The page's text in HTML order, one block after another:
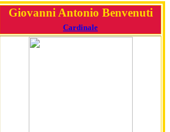
Giovanni Antonio Benvenuti
Cardinale